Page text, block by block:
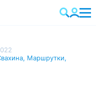
, Маршрутки,